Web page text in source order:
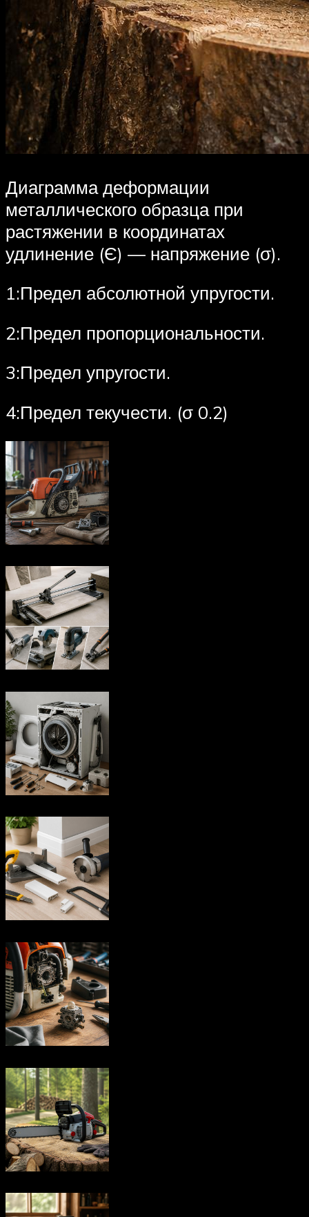
Диаграмма деформации
металлического образца при
растяжении в координатах
удлинение (Є) — напряжение (σ).
1:Предел абсолютной упругости.
2:Предел пропорциональности.
3:Предел упругости.
4:Предел текучести. (σ 0.2)